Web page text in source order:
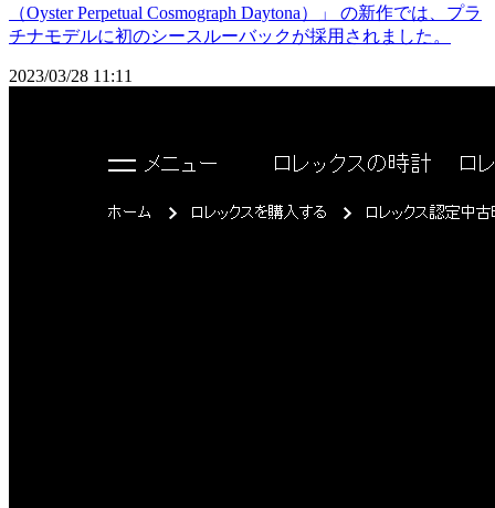
（Oyster Perpetual Cosmograph Daytona）」 の新作では、プラ
チナモデルに初のシースルーバックが採用されました。
2023/03/28 11:11